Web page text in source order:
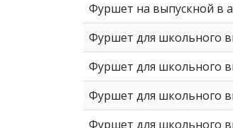
Фуршет на выпускной в
Фуршет для школьного
Фуршет для школьного
Фуршет для школьного
Фуршет для школьного